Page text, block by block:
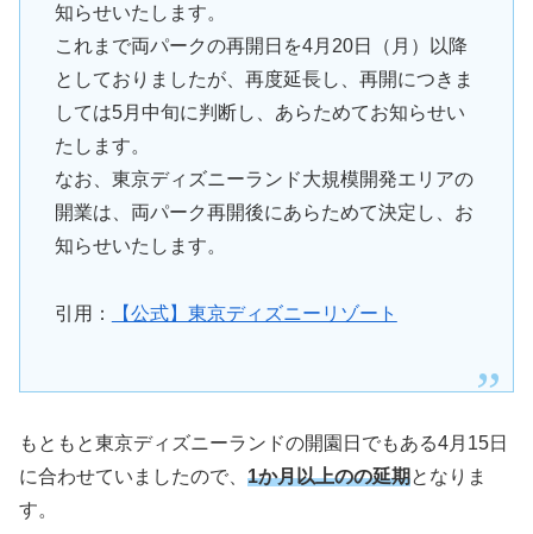
知らせいたします。
これまで両パークの再開日を4月20日（月）以降
としておりましたが、再度延長し、再開につきま
しては5月中旬に判断し、あらためてお知らせい
たします。
なお、東京ディズニーランド大規模開発エリアの
開業は、両パーク再開後にあらためて決定し、お
知らせいたします。
引用： 【公式】東京ディズニーリゾート
もともと東京ディズニーランドの開園日でもある4月15日
に合わせていましたので、 1か月以上のの延期となりま
す。